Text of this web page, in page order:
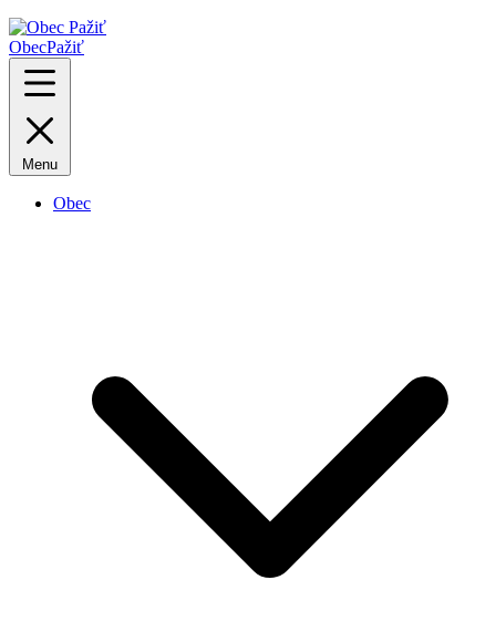
ObecPažiť
Menu
Obec